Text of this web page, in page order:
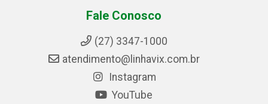
Fale Conosco
(27) 3347-1000
atendimento@linhavix.com.br
Instagram
YouTube